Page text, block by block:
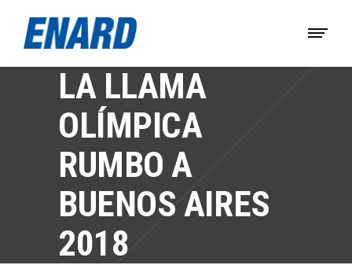
LA LLAMA
OLÍMPICA
RUMBO A
BUENOS AIRES
2018